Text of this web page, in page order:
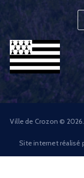
Ville de Crozon ©
Site internet réalisé